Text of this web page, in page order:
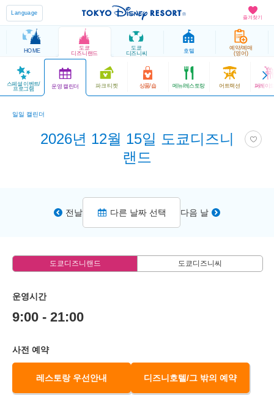
즐겨찾기
Language
HOME
도쿄
디즈니랜드
도쿄
디즈니씨
호텔
예약/예매
(영어)
스페셜 이벤트/
프로그램 운영 캘린더 파크 티켓 상품/숍 메뉴/레스토랑 어트랙션 퍼레이
일일 캘린더
2026년 12월 15일 도쿄디즈니
랜드
전날 다른 날짜 선택 다음 날
도쿄디즈니랜드 도쿄디즈니씨
운영시간
9:00 - 21:00
사전 예약
레스토랑 우선안내 디즈니호텔/그 밖의 예약